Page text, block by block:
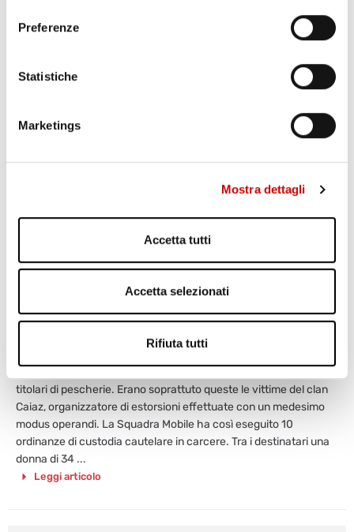
Preferenze
Statistiche
Marketings
Mostra dettagli
Accetta tutti
Accetta selezionati
Rifiuta tutti
CAMORRA: PADRE IN GALERA, FIGLIA GUIDA IL
CLAN
titolari di pescherie. Erano soprattuto queste le vittime del clan
Caiaz, organizzatore di estorsioni effettuate con un medesimo
modus operandi. La Squadra Mobile ha così eseguito 10
ordinanze di custodia cautelare in carcere. Tra i destinatari una
donna di 34 ...
Leggi articolo